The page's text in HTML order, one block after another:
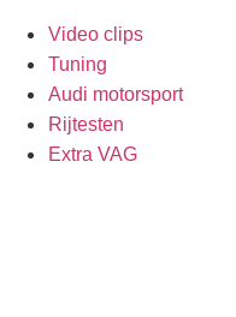
Video clips
Tuning
Audi motorsport
Rijtesten
Extra VAG